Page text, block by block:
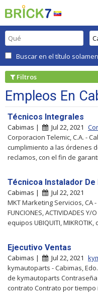
Buscar en el título
Filtros
Empleos En
Técnicos Integrales
Cabimas | Jul 22, 2021
Corporacion Telemic, C.A. -
cumplimiento a las órdenes
reclamos, con el fin de
Técnicoa Instalador
Cabimas |
Jul 22, 2021
MKT Marketing Servicios, CA
FUNCIONES, ACTIVIDADES
equipos UBIQUITI, MIKROTIK,
Ejecutivo Ventas
Cabimas | Jul 22, 2021
kymautoparts - Cabimas,
de kymautoparts
contrato Contrato por tiempo